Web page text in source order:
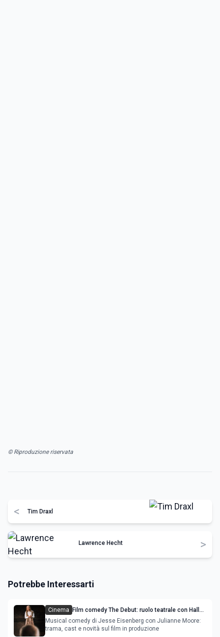
© Riproduzione riservata
< Tim Draxl
Lawrence Hecht >
Potrebbe Interessarti
Cinema
Film comedy The Debut: ruolo teatrale con Halle
Bailey, Julianne Moore, Paul Giamatti - trama
Musical comedy di Jesse Eisenberg con Julianne Moore:
trama, cast e novità sul film in produzione